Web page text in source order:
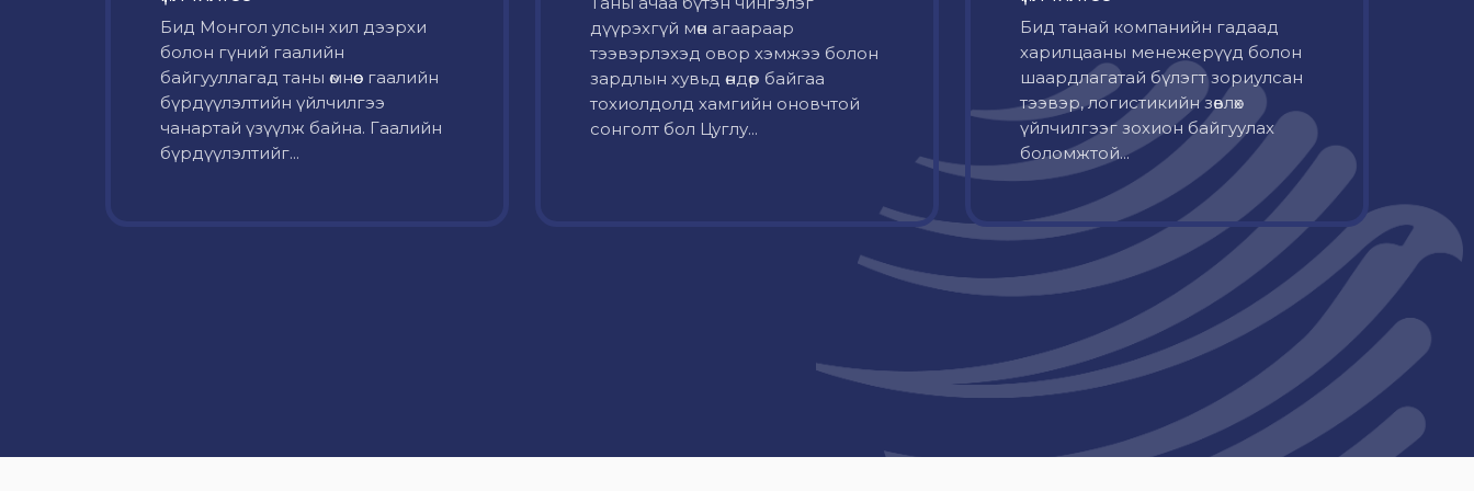
Бид Монгол улсын хил дээрхи
болон гүний гаалийн
байгууллагад таны өмнөөс гаалийн
бүрдүүлэлтийн үйлчилгээ
чанартай үзүүлж байна. Гаалийн
бүрдүүлэлтийг...
дүүрэхгүй мөн агаараар
тээвэрлэхэд овор хэмжээ болон
зардлын хувьд өндөр байгаа
тохиолдолд хамгийн оновчтой
сонголт бол Цуглу...
Бид танай компанийн гадаад
харилцааны менежерүүд болон
шаардлагатай бүлэгт зориулсан
тээвэр, логистикийн зөвлөх
үйлчилгээг зохион байгуулах
боломжтой...